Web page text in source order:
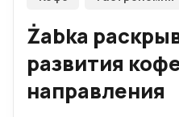
Żabka
развития
направления